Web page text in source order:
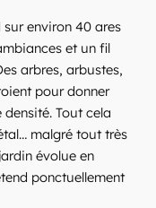
sur environ 40 ares
et un fil
arbres, arbustes,
pour donner
Tout cela
malgré tout très
évolue en
ponctuellement